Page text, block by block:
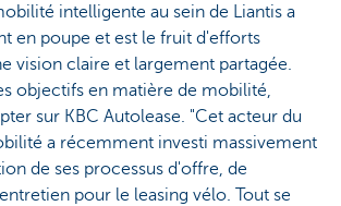
intelligente au sein de Liantis a
en poupe et est le fruit d'efforts
vision claire et largement partagée.
objectifs en matière de mobilité,
sur KBC Autolease. "Cet acteur du
a récemment investi massivement
de ses processus d'offre, de
pour le leasing vélo. Tout se